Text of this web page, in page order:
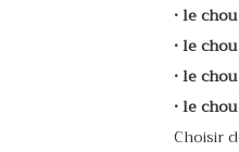
• le
• le
• le
• le
Choisir